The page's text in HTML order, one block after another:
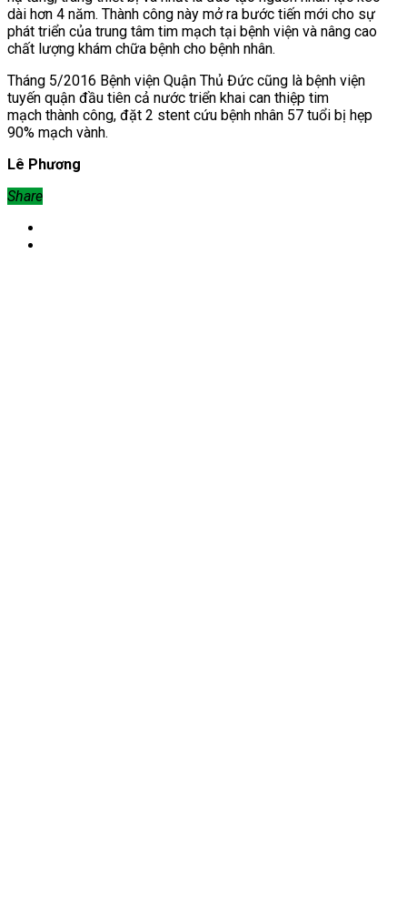
dài hơn 4 năm. Thành công này mở ra bước tiến mới cho sự
phát triển của trung tâm tim mạch tại bệnh viện và nâng cao
chất lượng khám chữa bệnh cho bệnh nhân.
Tháng 5/2016 Bệnh viện Quận Thủ Đức cũng là bệnh viện
tuyến quận đầu tiên cả nước triển khai can thiệp tim
mạch thành công, đặt 2 stent cứu bệnh nhân 57 tuổi bị hẹp
90% mạch vành.
Lê Phương
Share